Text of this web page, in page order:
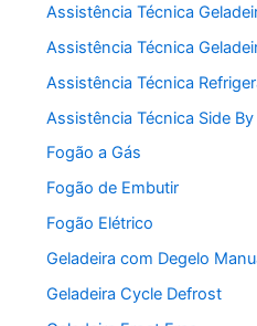
Assistência Técnica
Assistência Técnica
Assistência Técnica
Assistência Técnica Side By
Fogão a Gás
Fogão de Embutir
Fogão Elétrico
Geladeira com Degelo
Geladeira Cycle Defrost